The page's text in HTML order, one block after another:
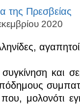
της Πρεσβείας
2020
συγκίνηση και
μολονότι